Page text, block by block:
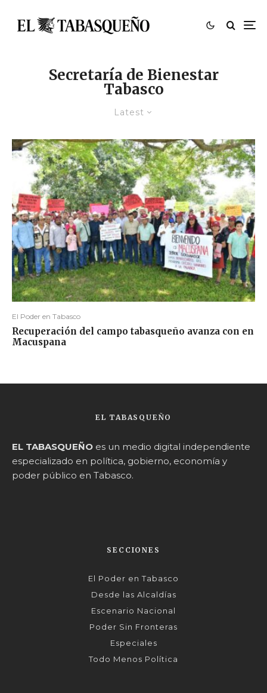
Secretaría de Bienestar
Tabasco
Latest
El Poder en Tabasco
Recuperación del campo tabasqueño avanza con en
Macuspana
EL TABASQUEÑO
EL TABASQUEÑO es un medio digital independiente
especializado en política, gobierno, economía y
poder público en Tabasco.
SECCIONES
El Poder en Tabasco
Desde las Alcaldías
Escenario Nacional
Poder Sin Fronteras
Especiales
Todo Menos Política